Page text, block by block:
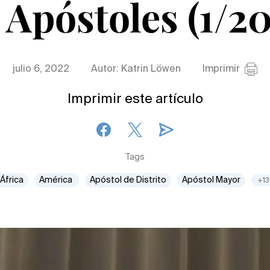
(1/
julio 6, 2022 Autor: Katrin Löwen Imprimir
Imprimir este artículo
Tags
África América Apóstol de Distrito Apóstol Mayor +13